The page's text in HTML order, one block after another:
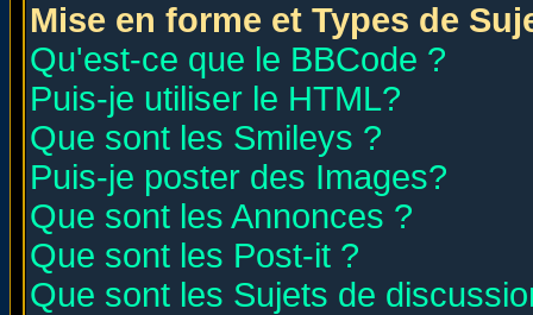
Mise en forme et Types de
Qu'est-ce que le BBCode ?
Puis-je utiliser le HTML?
Que sont les Smileys ?
Puis-je poster des Images?
Que sont les Annonces ?
Que sont les Post-it ?
Que sont les Sujets de